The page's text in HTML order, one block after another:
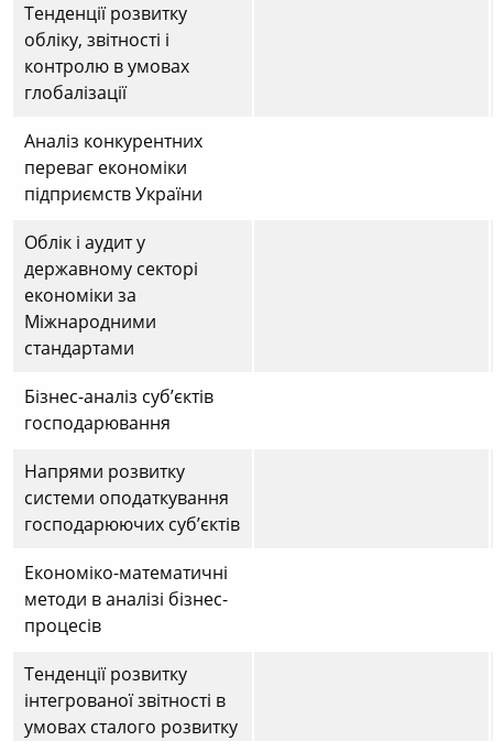
Тенденції розвитку
обліку, звітності і
контролю в умовах
глобалізації
Аналіз конкурентних
переваг економіки
підприємств України
Облік і аудит у
державному секторі
економіки за
Міжнародними
стандартами
Бізнес-аналіз суб’єктів
господарювання
Напрями розвитку
системи оподаткування
господарюючих суб’єктів
Економіко-математичні
методи в аналізі бізнес-
процесів
Тенденції розвитку
інтегрованої звітності в
умовах сталого розвитку